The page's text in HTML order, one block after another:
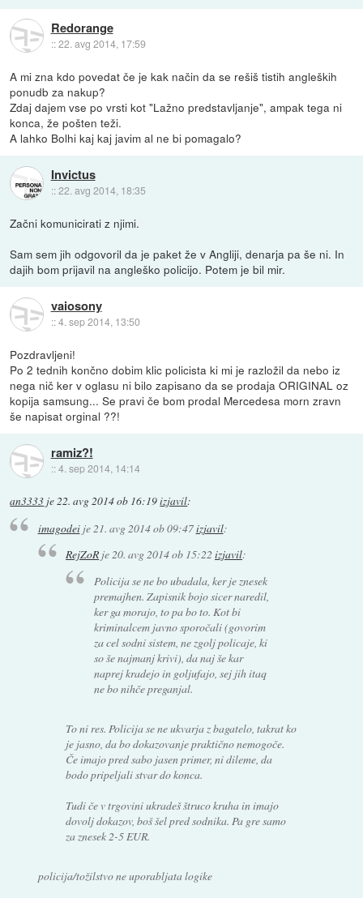
Redorange
::22. avg 2014, 17:59
A mi zna kdo povedat če je kak način da se rešiš tistih angleških
ponudb za nakup?
Zdaj dajem vse po vrsti kot "Lažno predstavljanje", ampak tega ni
konca, že pošten teži.
A lahko Bolhi kaj kaj javim al ne bi pomagalo?
Invictus
::22. avg 2014, 18:35
Začni komunicirati z njimi.
Sam sem jih odgovoril da je paket že v Angliji, denarja pa še ni. In
dajih bom prijavil na angleško policijo. Potem je bil mir.
vaiosony
::4. sep 2014, 13:50
Pozdravljeni!
Po 2 tednih končno dobim klic policista ki mi je razložil da nebo iz
nega nič ker v oglasu ni bilo zapisano da se prodaja ORIGINAL oz
kopija samsung... Se pravi če bom prodal Mercedesa morn zravn
še napisat orginal ??!
ramiz?!
::4. sep 2014, 14:14
an3333 je22. avg 2014 ob 16:19izjavil:
imagodeije 21. avg 2014 ob 09:47izjavil:
RejZoR je20. avg 2014 ob 15:22izjavil:
Policija se ne bo ubadala, ker je znesek
premajhen. Zapisnik bojo sicer naredil,
ker ga morajo, to pa bo to. Kot bi
kriminalcem javno sporočali (govorim
za cel sodni sistem, ne zgolj policaje, ki
so še najmanj krivi), da naj še kar
naprej kradejo in goljufajo, sej jih itaq
ne bo nihče preganjal.
To ni res. Policija se ne ukvarja z bagatelo, takrat ko
je jasno, da bo dokazovanje praktično nemogoče.
Če imajo pred sabo jasen primer, ni dileme, da
bodo pripeljali stvar do konca.
Tudi če v trgovini ukradeš štruco kruha in imajo
dovolj dokazov, boš šel pred sodnika. Pa gre samo
za znesek 2-5 EUR.
policija/tožilstvo ne uporabljata logike